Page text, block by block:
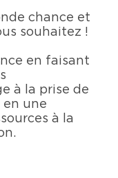
chance et
souhaitez !
en faisant
à la prise de
en une
à la